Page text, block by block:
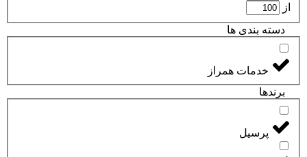
از
دسته بندی ها
خدمات همراز
برند‌ها
پرسیل